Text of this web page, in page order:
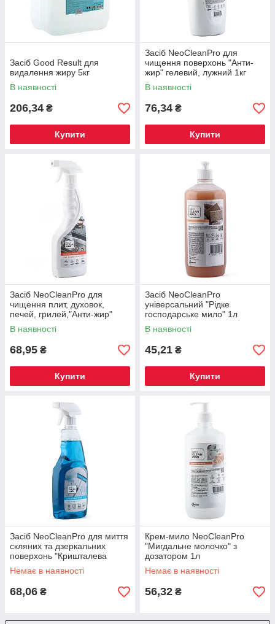
Засіб Good Result для
видалення жиру 5кг
В наявності
206,34 ₴
Купити
Засіб NeoCleanPro для
чищення поверхонь "Анти-
жир" гелевий, лужний 1кг
В наявності
76,34 ₴
Купити
Засіб NeoCleanPro для
чищення плит, духовок,
печей, грилей,"Анти-жир"
рідкий, лужний, розпилювач
500мл
В наявності
68,95 ₴
Купити
Засіб NeoCleanPro
універсальний "Рідке
господарське мило" 1л
В наявності
45,21 ₴
Купити
Засіб NeoCleanPro для миття
скляних та дзеркальних
поверхонь "Кришталева
свіжість" розпилювач 750мл
Немає в наявності
68,06 ₴
Крем-мило NeoCleanPro
"Мигдальне молочко" з
дозатором 1л
Немає в наявності
56,32 ₴